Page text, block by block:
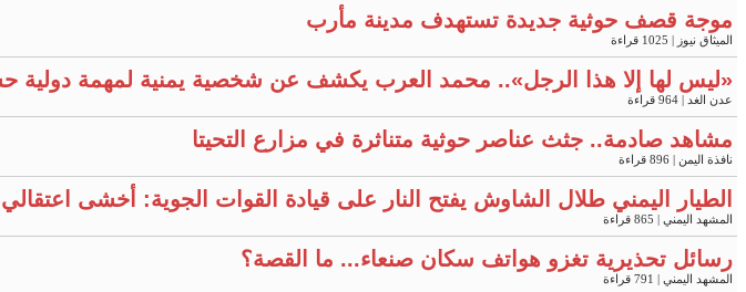
موجة قصف حوثية جديدة تستهدف مدينة مأرب
الميثاق نيوز | 1025 قراءة
«ليس لها إلا هذا الرجل».. محمد العرب يكشف عن شخصية يمنية لمهمة دولية
عدن الغد | 964 قراءة
مشاهد صادمة.. جثث عناصر حوثية متناثرة في مزارع التحيتا
نافذة اليمن | 896 قراءة
الطيار اليمني طلال الشاوش يفتح النار على قيادة القوات الجوية: أخشى
المشهد اليمني | 865 قراءة
رسائل تحذيرية تغزو هواتف سكان صنعاء... ما القصة؟
المشهد اليمني | 791 قراءة